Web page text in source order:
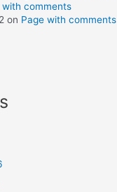
with comments
on Page with comments